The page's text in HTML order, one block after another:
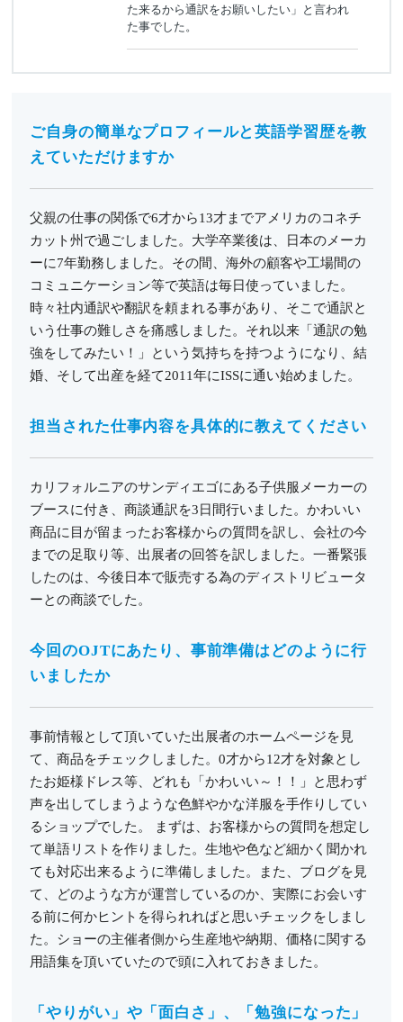
た来るから通訳をお願いしたい」と言われ
た事でした。
ご自身の簡単なプロフィールと英語学習歴を教
えていただけますか
父親の仕事の関係で6才から13才までアメリカのコネチ
カット州で過ごしました。大学卒業後は、日本のメーカ
ーに7年勤務しました。その間、海外の顧客や工場間の
コミュニケーション等で英語は毎日使っていました。
時々社内通訳や翻訳を頼まれる事があり、そこで通訳と
いう仕事の難しさを痛感しました。それ以来「通訳の勉
強をしてみたい！」という気持ちを持つようになり、結
婚、そして出産を経て2011年にISSに通い始めました。
担当された仕事内容を具体的に教えてください
カリフォルニアのサンディエゴにある子供服メーカーの
ブースに付き、商談通訳を3日間行いました。かわいい
商品に目が留まったお客様からの質問を訳し、会社の今
までの足取り等、出展者の回答を訳しました。一番緊張
したのは、今後日本で販売する為のディストリビュータ
ーとの商談でした。
今回のOJTにあたり、事前準備はどのように行
いましたか
事前情報として頂いていた出展者のホームページを見
て、商品をチェックしました。0才から12才を対象とし
たお姫様ドレス等、どれも「かわいい～！！」と思わず
声を出してしまうような色鮮やかな洋服を手作りしてい
るショップでした。 まずは、お客様からの質問を想定し
て単語リストを作りました。生地や色など細かく聞かれ
ても対応出来るように準備しました。また、ブログを見
て、どのような方が運営しているのか、実際にお会いす
る前に何かヒントを得られればと思いチェックをしまし
た。ショーの主催者側から生産地や納期、価格に関する
用語集を頂いていたので頭に入れておきました。
「やりがい」や「面白さ」、「勉強になった」